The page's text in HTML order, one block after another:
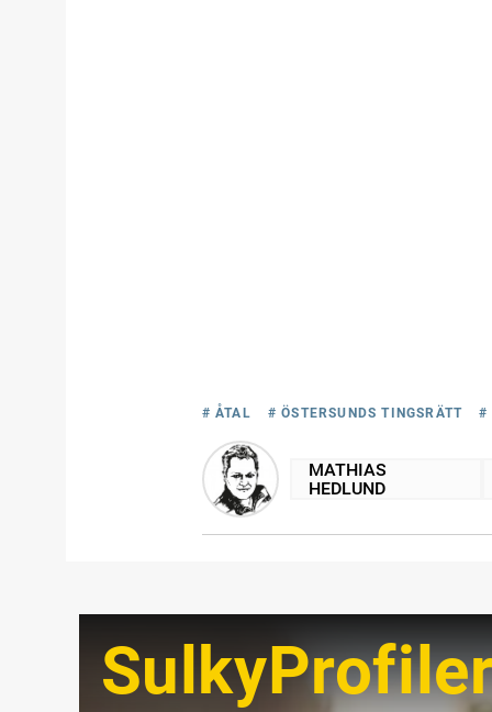
# ÅTAL # ÖSTERSUNDS TINGSRÄTT #
MATHIAS
HEDLUND